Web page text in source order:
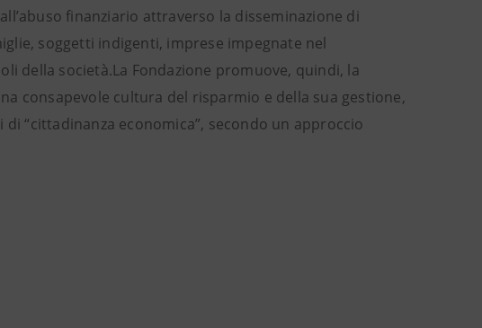
finanziario attraverso la disseminazione di
soggetti indigenti, imprese impegnate nel
della società.La Fondazione promuove, quindi, la
consapevole cultura del risparmio e della sua gestione,
“cittadinanza economica”, secondo un approccio